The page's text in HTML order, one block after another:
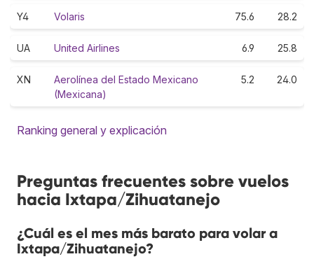
Y4 Volaris 75.6 28.2
UA United Airlines 6.9 25.8
XN
Aerolínea del Estado Mexicano
(Mexicana)
5.2 24.0
Ranking general y explicación
Preguntas frecuentes sobre vuelos
hacia Ixtapa/Zihuatanejo
¿Cuál es el mes más barato para volar a
Ixtapa/Zihuatanejo?